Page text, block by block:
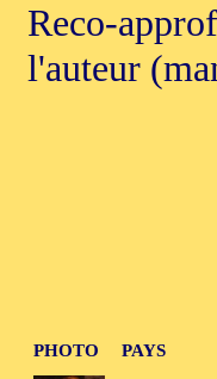
Reco-
l'auteur
PHOTO PAYS